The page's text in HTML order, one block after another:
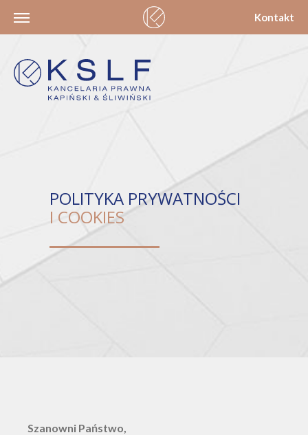
Kontakt
POLITYKA PRYWATNOŚCI
I COOKIES
Szanowni Państwo,